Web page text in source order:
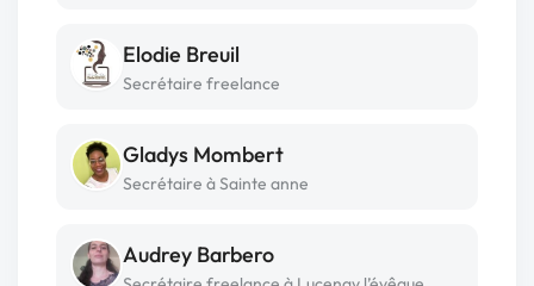
Elodie Breuil
Secrétaire freelance
Gladys Mombert
Secrétaire à Sainte anne
Audrey Barbero